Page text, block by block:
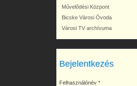
Művelődési Központ
Bicske Városi Óvoda
Városi TV archívuma
Bejelentkezés
Felhasználónév *